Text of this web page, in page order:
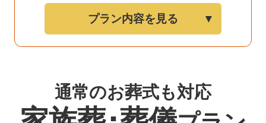
プラン内容を見る
通常のお葬式も対応